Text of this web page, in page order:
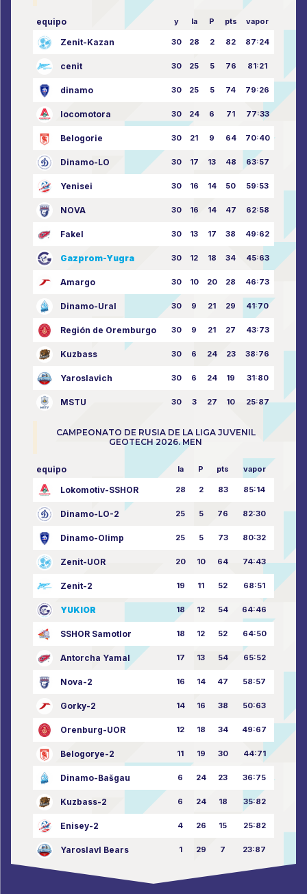
equipo y la P pts vapor
Zenit-Kazan 30 28 2 82 87:24
cenit 30 25 5 76 81:21
dinamo 30 25 5 74 79:26
locomotora 30 24 6 71 77:33
Belogorie 30 21 9 64 70:40
Dinamo-LO 30 17 13 48 63:57
Yenisei 30 16 14 50 59:53
NOVA 30 16 14 47 62:58
Fakel 30 13 17 38 49:62
Gazprom-Yugra 30 12 18 34 45:63
Amargo 30 10 20 28 46:73
Dinamo-Ural 30 9 21 29 41:70
Región de Oremburgo 30 9 21 27 43:73
Kuzbass 30 6 24 23 38:76
Yaroslavich 30 6 24 19 31:80
MSTU 30 3 27 10 25:87
CAMPEONATO DE RUSIA DE LA LIGA JUVENIL
GEOTECH 2026. MEN
equipo la P pts vapor
Lokomotiv-SSHOR 28 2 83 85:14
Dinamo-LO-2 25 5 76 82:30
Dinamo-Olimp 25 5 73 80:32
Zenit-UOR 20 10 64 74:43
Zenit-2 19 11 52 68:51
YUKIOR 18 12 54 64:46
SSHOR Samotlor 18 12 52 64:50
Antorcha Yamal 17 13 54 65:52
Nova-2 16 14 47 58:57
Gorky-2 14 16 38 50:63
Orenburg-UOR 12 18 34 49:67
Belogorye-2 11 19 30 44:71
Dinamo-Bašgau 6 24 23 36:75
Kuzbass-2 6 24 18 35:82
Enisey-2 4 26 15 25:82
Yaroslavl Bears 1 29 7 23:87